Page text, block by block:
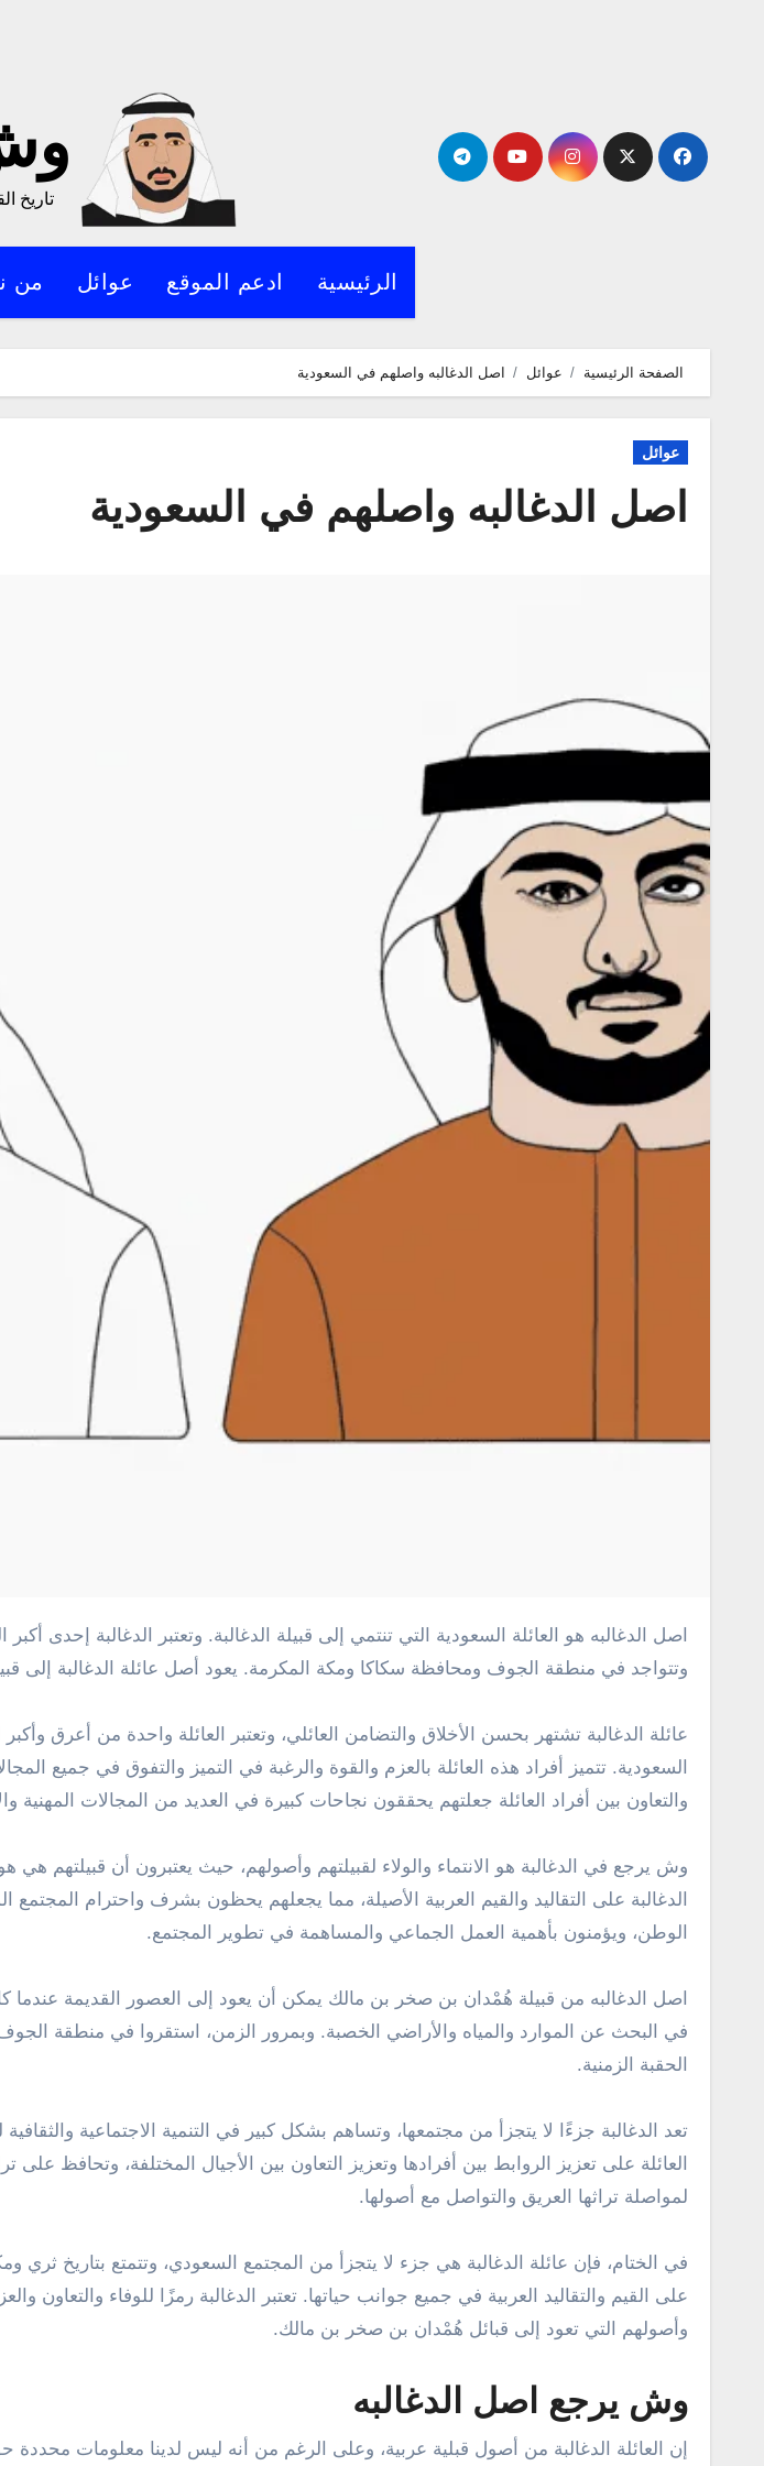
تاريخ
الرئيسية ادعم الموقع عوائل من
الصفحة الرئيسية عوائل اصل الدغالبه واصلهم في السعودية
عوائل
اصل الدغالبه واصلهم في السعودية
وتتواجد في منطقة الجوف ومحافظة سكاكا ومكة المكرمة. يعود أصل عائلة الدغالبة إلى
عائلة الدغالبة تشتهر بحسن الأخلاق والتضامن العائلي، وتعتبر العائلة واحدة من أعرق وأكبر
السعودية. تتميز أفراد هذه العائلة بالعزم والقوة والرغبة في التميز والتفوق في جميع
والتعاون بين أفراد العائلة جعلتهم يحققون نجاحات كبيرة في العديد من المجالات المهنية
وش يرجع في الدغالبة هو الانتماء والولاء لقبيلتهم وأصولهم، حيث يعتبرون أن قبيلتهم
الدغالبة على التقاليد والقيم العربية الأصيلة، مما يجعلهم يحظون بشرف واحترام المجتمع
الوطن، ويؤمنون بأهمية العمل الجماعي والمساهمة في تطوير المجتمع.
اصل الدغالبه من قبيلة هُمْدان بن صخر بن مالك يمكن أن يعود إلى العصور القديمة عندما
في البحث عن الموارد والمياه والأراضي الخصبة. وبمرور الزمن، استقروا في منطقة
الحقبة الزمنية.
تعد الدغالبة جزءًا لا يتجزأ من مجتمعها، وتساهم بشكل كبير في التنمية الاجتماعية
العائلة على تعزيز الروابط بين أفرادها وتعزيز التعاون بين الأجيال المختلفة، وتحافظ على
لمواصلة تراثها العريق والتواصل مع أصولها.
في الختام، فإن عائلة الدغالبة هي جزء لا يتجزأ من المجتمع السعودي، وتتمتع بتاريخ ثري
على القيم والتقاليد العربية في جميع جوانب حياتها. تعتبر الدغالبة رمزًا للوفاء والتعاون
وأصولهم التي تعود إلى قبائل هُمْدان بن صخر بن مالك.
وش يرجع اصل الدغالبه
إن العائلة الدغالبة من أصول قبلية عربية، وعلى الرغم من أنه ليس لدينا معلومات محددة حول